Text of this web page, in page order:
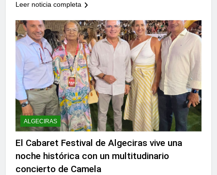
Leer noticia completa
ALGECIRAS
El Cabaret Festival de Algeciras vive una
noche histórica con un multitudinario
concierto de Camela